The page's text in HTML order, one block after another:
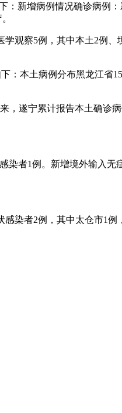
：新增病例情况确诊病例
观察5例，其中本土2例
：本土病例分布黑龙江省
，遂宁累计报告本土确诊
染者1例。新增境外输入
染者2例，其中太仓市1